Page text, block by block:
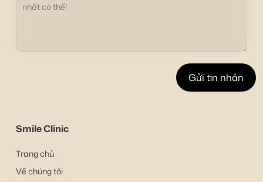
Smile Clinic
Trang chủ
Về chúng tôi